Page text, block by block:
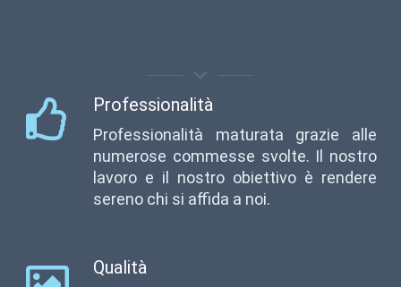
Professionalità
Professionalità maturata grazie alle
numerose commesse svolte. Il nostro
lavoro e il nostro obiettivo è rendere
sereno chi si affida a noi.
Qualità